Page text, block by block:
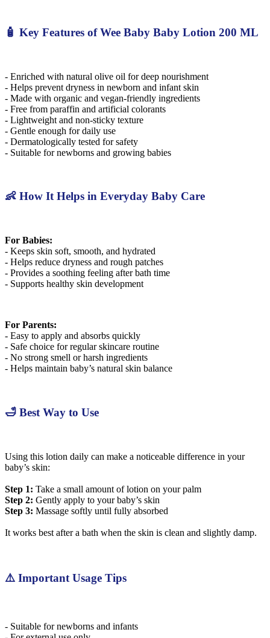
🧴 Key Features of Wee Baby Baby Lotion 200 ML
- Enriched with natural olive oil for deep nourishment
- Helps prevent dryness in newborn and infant skin
- Made with organic and vegan-friendly ingredients
- Free from paraffin and artificial colorants
- Lightweight and non-sticky texture
- Gentle enough for daily use
- Dermatologically tested for safety
- Suitable for newborns and growing babies
👶 How It Helps in Everyday Baby Care
For Babies:
- Keeps skin soft, smooth, and hydrated
- Helps reduce dryness and rough patches
- Provides a soothing feeling after bath time
- Supports healthy skin development
For Parents:
- Easy to apply and absorbs quickly
- Safe choice for regular skincare routine
- No strong smell or harsh ingredients
- Helps maintain baby’s natural skin balance
🛁 Best Way to Use
Using this lotion daily can make a noticeable difference in your
baby’s skin:
Step 1: Take a small amount of lotion on your palm
Step 2: Gently apply to your baby’s skin
Step 3: Massage softly until fully absorbed
It works best after a bath when the skin is clean and slightly damp.
⚠️ Important Usage Tips
- Suitable for newborns and infants